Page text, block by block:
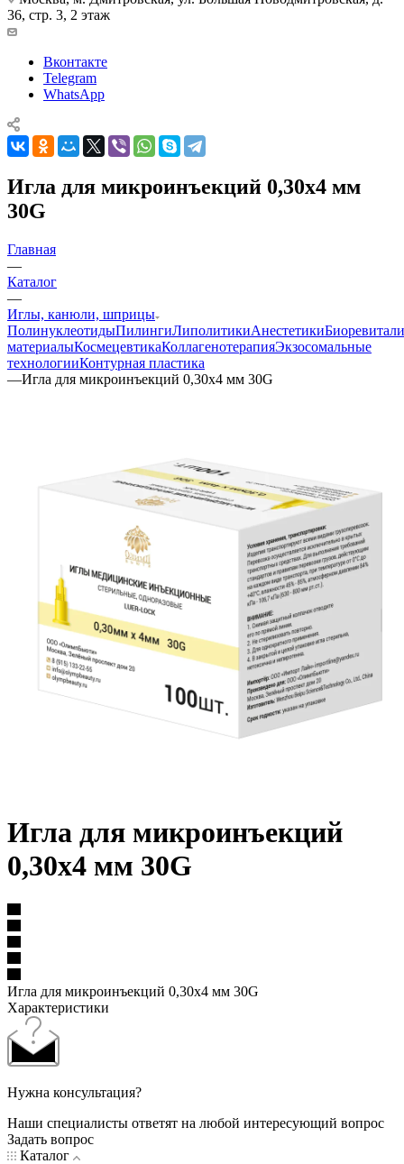
36, стр. 3, 2 этаж
Вконтакте
Telegram
WhatsApp
Игла для микроинъекций 0,30х4 мм
30G
Главная
—
Каталог
—
Иглы, канюли, шприцы
ПолинуклеотидыПилингиЛиполитикиАнестетики
материалыКосмецевтикаКоллагенотерапияЭкзосомальные
технологииКонтурная пластика
—Игла для микроинъекций 0,30х4 мм 30G
Игла для микроинъекций
0,30х4 мм 30G
Игла для микроинъекций 0,30х4 мм 30G
Характеристики
Нужна консультация?
Наши специалисты ответят на любой интересующий вопрос
Задать вопрос
Каталог